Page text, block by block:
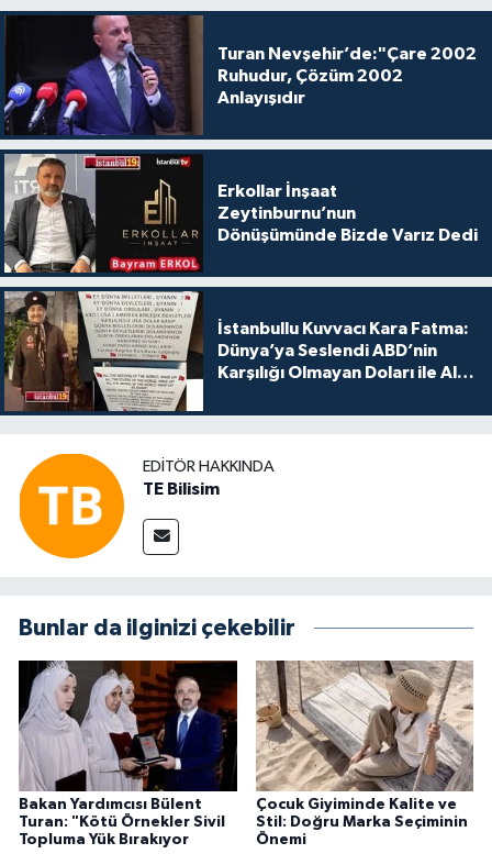
Turan Nevşehir’de:"Çare 2002
Ruhudur, Çözüm 2002
Anlayışıdır
Erkollar İnşaat
Zeytinburnu’nun
Dönüşümünde Bizde Varız Dedi
İstanbullu Kuvvacı Kara Fatma:
Dünya’ya Seslendi ABD’nin
Karşılığı Olmayan Doları ile Alış
EDITÖR HAKKINDA
TE Bilisim
Bunlar da ilginizi çekebilir
Bakan Yardımcısı Bülent
Turan: "Kötü Örnekler Sivil
Topluma Yük Bırakıyor
Çocuk Giyiminde Kalite ve
Stil: Doğru Marka Seçiminin
Önemi